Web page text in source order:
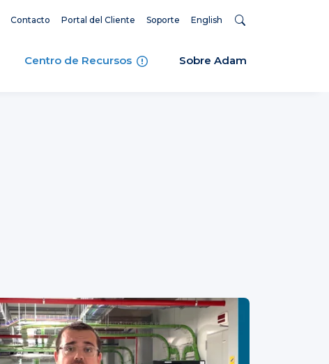
Contacto Portal del Cliente Soporte English
Centro de Recursos Sobre Adam